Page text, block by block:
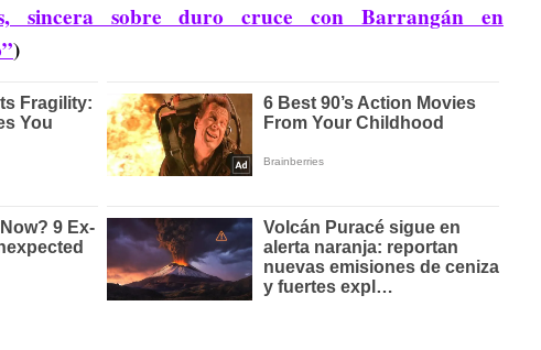
sincera sobre duro cruce con Barrangán en
)